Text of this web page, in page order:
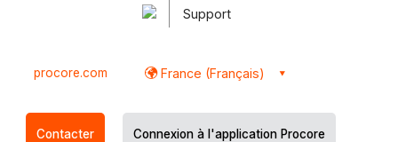
Support
procore.com France (Français)
Contacter Connexion à l'application Procore